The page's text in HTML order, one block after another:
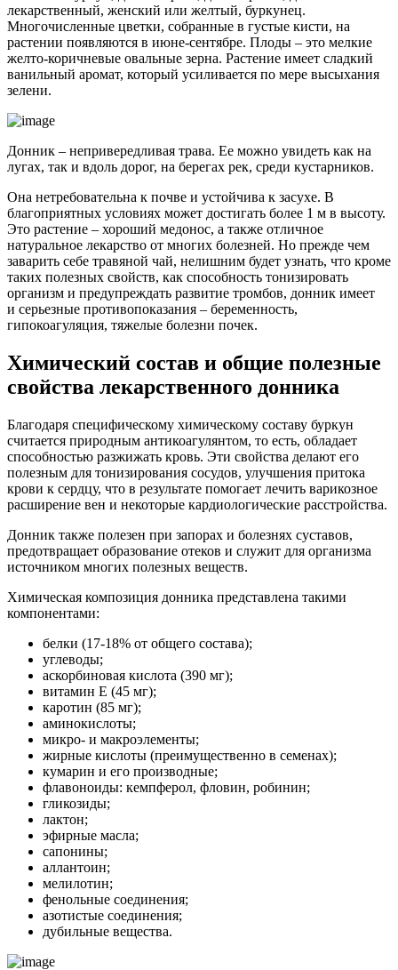
лекарственный, женский или желтый, буркунец.
Многочисленные цветки, собранные в густые кисти, на
растении появляются в июне-сентябре. Плоды – это мелкие
желто-коричневые овальные зерна. Растение имеет сладкий
ванильный аромат, который усиливается по мере высыхания
зелени.
Донник – непривередливая трава. Ее можно увидеть как на
лугах, так и вдоль дорог, на берегах рек, среди кустарников.
Она нетребовательна к почве и устойчива к засухе. В
благоприятных условиях может достигать более 1 м в высоту.
Это растение – хороший медонос, а также отличное
натуральное лекарство от многих болезней. Но прежде чем
заварить себе травяной чай, нелишним будет узнать, что кроме
таких полезных свойств, как способность тонизировать
организм и предупреждать развитие тромбов, донник имеет
и серьезные противопоказания – беременность,
гипокоагуляция, тяжелые болезни почек.
Химический состав и общие полезные
свойства лекарственного донника
Благодаря специфическому химическому составу буркун
считается природным антикоагулянтом, то есть, обладает
способностью разжижать кровь. Эти свойства делают его
полезным для тонизирования сосудов, улучшения притока
крови к сердцу, что в результате помогает лечить варикозное
расширение вен и некоторые кардиологические расстройства.
Донник также полезен при запорах и болезнях суставов,
предотвращает образование отеков и служит для организма
источником многих полезных веществ.
Химическая композиция донника представлена такими
компонентами:
белки (17-18% от общего состава);
углеводы;
аскорбиновая кислота (390 мг);
витамин Е (45 мг);
каротин (85 мг);
аминокислоты;
микро- и макроэлементы;
жирные кислоты (преимущественно в семенах);
кумарин и его производные;
флавоноиды: кемпферол, фловин, робинин;
гликозиды;
лактон;
эфирные масла;
сапонины;
аллантоин;
мелилотин;
фенольные соединения;
азотистые соединения;
дубильные вещества.